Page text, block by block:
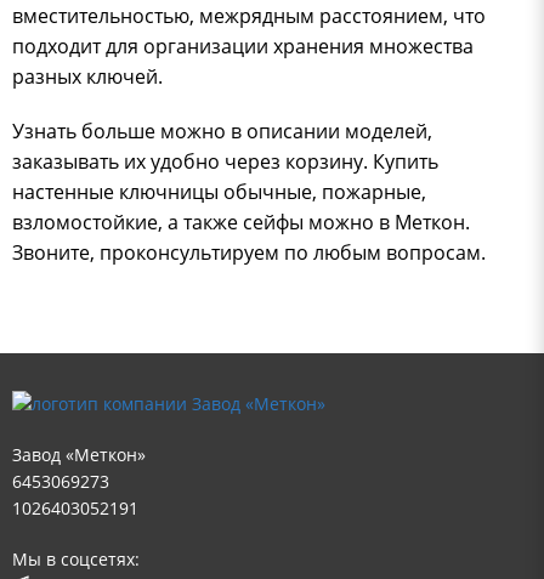
вместительностью, межрядным расстоянием, что
подходит для организации хранения множества
разных ключей.
Узнать больше можно в описании моделей,
заказывать их удобно через корзину. Купить
настенные ключницы обычные, пожарные,
взломостойкие, а также сейфы можно в Меткон.
Звоните, проконсультируем по любым вопросам.
Завод «Меткон»
6453069273
1026403052191
Мы в соцсетях: